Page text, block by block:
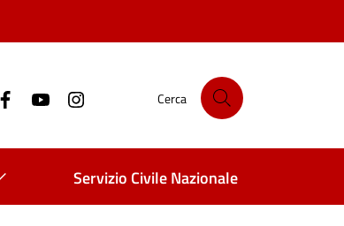
Cerca
Servizio Civile Nazionale